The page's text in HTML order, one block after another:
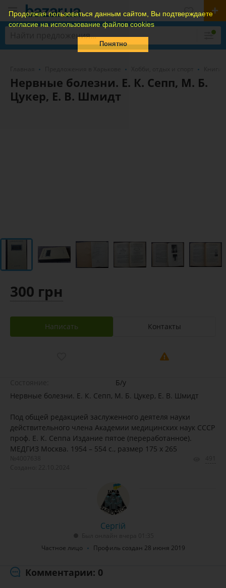
Продолжая пользоваться данным сайтом, Вы подтверждаете
согласие на использование файлов cookies
Понятно
Нервные болезни. Е. К. Сепп, М. Б.
Цукер, Е. В. Шмидт
300 грн
Написать Контакты
Б/у
Нервные болезни. Е. К. Сепп, М. Б. Цукер, Е. В. Шмидт
Под общей редакцией заслуженного деятеля науки
действительного члена Академии медицинских наук СССР
проф. Е. К. Сеппа Издание пятое (переработанное).
МЕДГИЗ Москва. 1954 – 554 с., размер 175 х 265
Сергій
Частное лицо
Профиль создан 28 июня 2019
Комментарии: 0